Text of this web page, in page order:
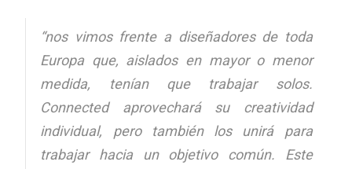
“nos vimos frente a diseñadores de toda
Europa que, aislados en mayor o menor
medida, tenían que trabajar solos.
Connected aprovechará su creatividad
individual, pero también los unirá para
trabajar hacia un objetivo común. Este